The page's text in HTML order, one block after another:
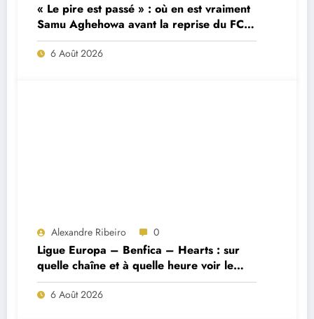
« Le pire est passé » : où en est vraiment
Samu Aghehowa avant la reprise du FC
Porto ?
6 Août 2026
Alexandre Ribeiro 0
Ligue Europa – Benfica – Hearts : sur
quelle chaîne et à quelle heure voir le
match ?
6 Août 2026